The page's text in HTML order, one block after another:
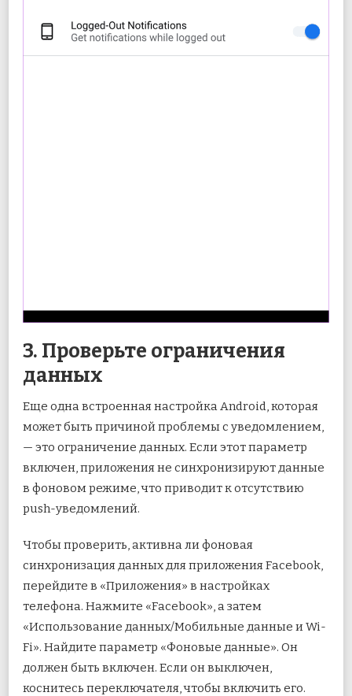
3. Проверьте ограничения
данных
Еще одна встроенная настройка Android, которая
может быть причиной проблемы с уведомлением,
— это ограничение данных. Если этот параметр
включен, приложения не синхронизируют данные
в фоновом режиме, что приводит к отсутствию
push-уведомлений.
Чтобы проверить, активна ли фоновая
синхронизация данных для приложения Facebook,
перейдите в «Приложения» в настройках
телефона. Нажмите «Facebook», а затем
«Использование данных/Мобильные данные и Wi-
Fi». Найдите параметр «Фоновые данные». Он
должен быть включен. Если он выключен,
коснитесь переключателя, чтобы включить его.